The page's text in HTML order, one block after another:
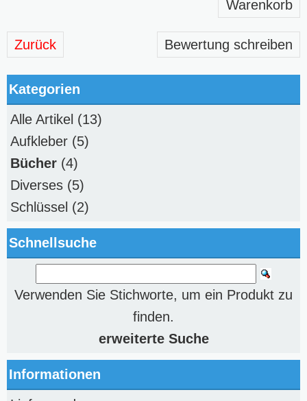
Warenkorb
Bewertung schreiben
Zurück
Kategorien
Alle Artikel (13)
Aufkleber (5)
Bücher (4)
Diverses (5)
Schlüssel (2)
Schnellsuche
Verwenden Sie Stichworte, um ein Produkt zu
finden.
erweiterte Suche
Informationen